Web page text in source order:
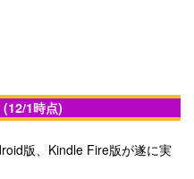
(12/1時点)
版、Kindle Fire版が遂に実